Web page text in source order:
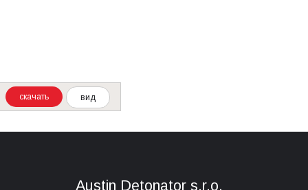
вид
скачать
Austin Detonator s.r.o.